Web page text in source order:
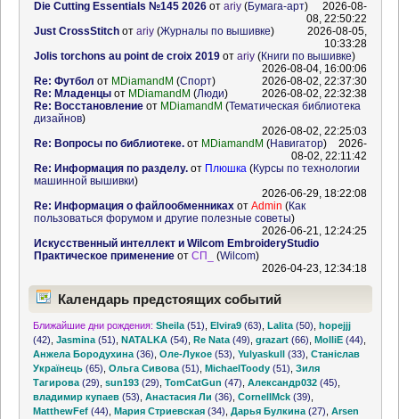
Die Cutting Essentials №145 2026от ariy(Бумага-арт)
2026-08-
08, 22:50:22
Just CrossStitchот ariy(Журналы по вышивке)
2026-08-05,
10:33:28
Jolis torchons au point de croix 2019от ariy(Книги по вышивке)
2026-08-04, 16:00:06
Re: Футбол от MDiamandM (Спорт)
2026-08-02, 22:37:30
Re: Младенцыот MDiamandM (Люди)
2026-08-02, 22:32:38
Re: Восстановлениеот MDiamandM (Тематическая библиотека
дизайнов)
2026-08-02, 22:25:03
Re: Вопросы по библиотеке.от MDiamandM (Навигатор)
2026-
08-02, 22:11:42
Re: Информация по разделу.от Плюшка (Курсы по технологии
машинной вышивки)
2026-06-29, 18:22:08
Re: Информация о файлообменникахот Admin (Как
пользоваться форумом и другие полезные советы)
2026-06-21, 12:24:25
Искусственный интеллект и Wilcom EmbroideryStudio
Практическое применениеот СП_ (Wilcom)
2026-04-23, 12:34:18
Календарь предстоящих событий
Ближайшие дни рождения: Sheila (51) ,Elvira9 (63) ,Lalita (50) ,hopejjj
(42) ,Jasmina (51) ,NATALKA (54) ,Re Nata (49) ,grazart (66) ,MolliE (44)
Анжела Бородухина (36) ,Оле-Лукое (53) ,Yulyaskull (33) ,Станіслав
Українець (65) ,Ольга Сивова (51) ,MichaelToody (51) ,Зиля
Тагирова (29) ,sun193 (29) ,TomCatGun (47) ,Александр032 (45)
владимир купаев (53) ,Анастасия Ли (36) ,CornellMck (39)
MatthewFef (44) ,Мария Стриевская (34) ,Дарья Булкина (27) ,Arsen